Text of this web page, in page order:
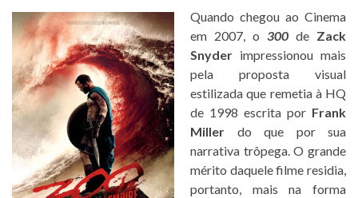
Quando chegou ao Cinema
em 2007, o 300 de Zack
Snyder impressionou mais
pela proposta visual
estilizada que remetia à HQ
de 1998 escrita por Frank
Miller do que por sua
narrativa trôpega. O grande
mérito daquele filme residia,
portanto, mais na forma